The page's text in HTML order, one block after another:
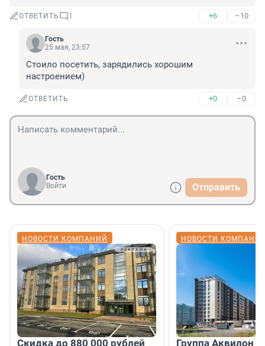
ОТВЕТИТЬ 1 +6 –10
Гость
25 мая, 23:57
Стоило посетить, зарядились хорошим
настроением)
ОТВЕТИТЬ +0 –0
Гость
Войти
Отправить
НОВОСТИ КОМПАНИЙ
Скидка до 880 000 рублей
НОВОСТИ
Группа Аквилон